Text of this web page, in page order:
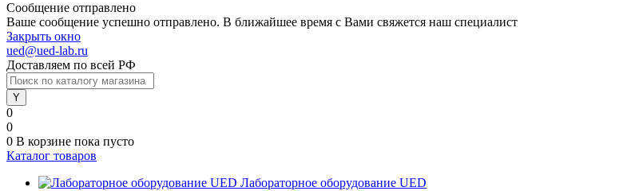
Сообщение отправлено
Ваше сообщение успешно отправлено. В ближайшее время с Вами свяжется наш специалист
Закрыть окно
ued@ued-lab.ru
Доставляем по всей РФ
0
0
0 В корзине пока пусто
Каталог товаров
Лабораторное оборудование UED